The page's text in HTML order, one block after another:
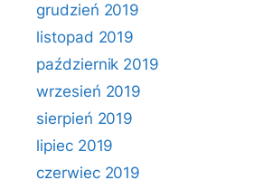
grudzień 2019
listopad 2019
październik 2019
wrzesień 2019
sierpień 2019
lipiec 2019
czerwiec 2019